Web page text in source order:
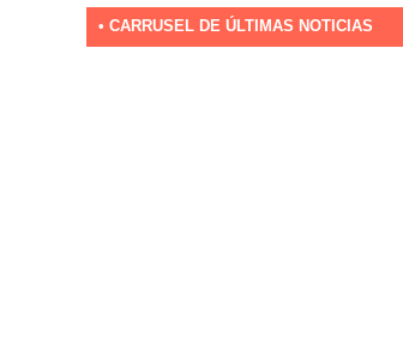
• CARRUSEL DE ÚLTIMAS NOTICIAS